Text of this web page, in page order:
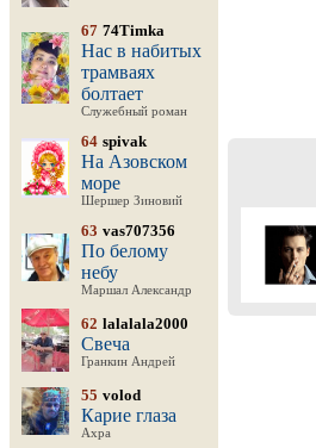
67 74Timka
Нас в набитых
трамваях
болтает
Служебный роман
64 spivak
На Азовском
море
Шершер Зиновий
63 vas707356
По белому
небу
Маршал Александр
62 lalalala2000
Свеча
Гранкин Андрей
55 volod
Карие глаза
Ахра